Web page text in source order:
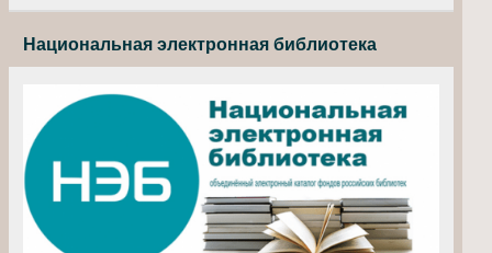
Национальная электронная библиотека